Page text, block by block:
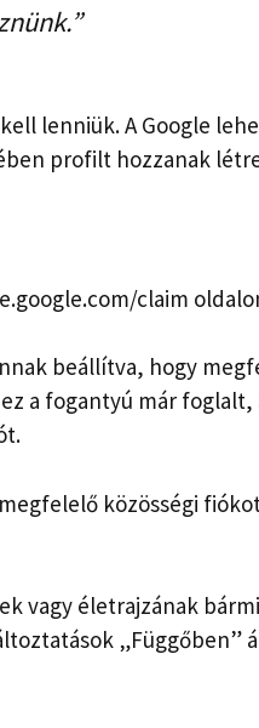
lenniük. A Google
profilt hozzanak
claim
beállítva, hogy
a fogantyú már foglalt,
közösségi
vagy életrajzának
„Függőben”